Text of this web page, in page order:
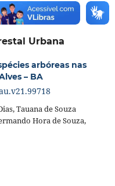
Urbana
arbóreas nas
– BA
Tauana de Souza
Hora de Souza,